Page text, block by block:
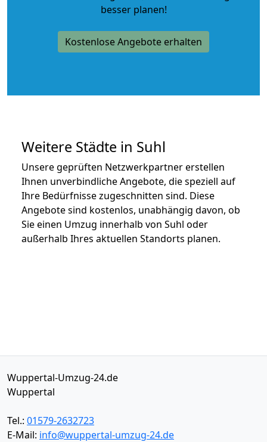
besser planen!
Kostenlose Angebote erhalten
Weitere Städte in Suhl
Unsere geprüften Netzwerkpartner erstellen
Ihnen unverbindliche Angebote, die speziell auf
Ihre Bedürfnisse zugeschnitten sind. Diese
Angebote sind kostenlos, unabhängig davon, ob
Sie einen Umzug innerhalb von Suhl oder
außerhalb Ihres aktuellen Standorts planen.
Wuppertal-Umzug-24.de
Wuppertal
Tel.: 01579-2632723
E-Mail: info@wuppertal-umzug-24.de